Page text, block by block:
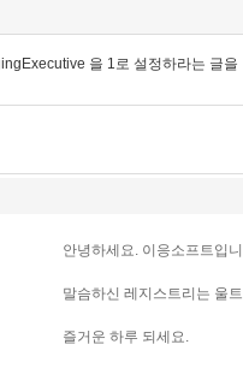
을 1로 설정하라는 글
안녕하세요. 이응소프트입
말슴하신 레지스트리는 울
즐거운 하루 되세요.